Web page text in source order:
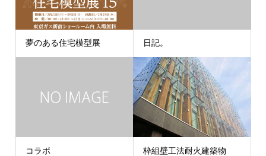
夢のある住宅模型展 日記。
コラボ 枠組壁工法耐火建築物